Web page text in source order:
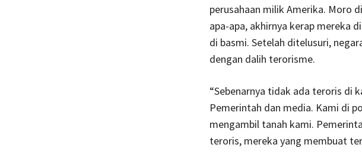
perusahaan milik Amerika. Moro
apa-apa, akhirnya kerap mereka
di basmi. Setelah ditelusuri,
dengan dalih terorisme.
“Sebenarnya tidak ada teroris di
Pemerintah dan media. Kami di
mengambil tanah kami.
teroris, mereka yang membuat